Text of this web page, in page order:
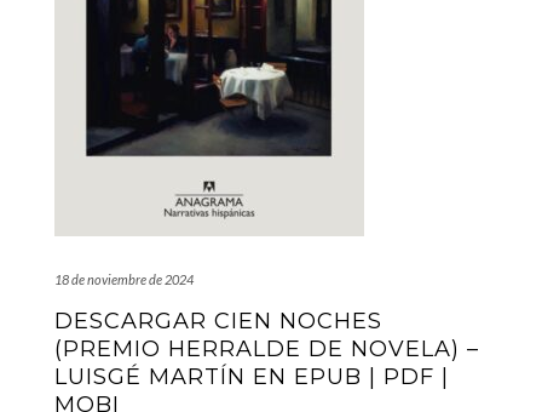
18 de noviembre de 2024
DESCARGAR CIEN NOCHES
(PREMIO HERRALDE DE NOVELA) –
LUISGÉ MARTÍN EN EPUB | PDF |
MOBI